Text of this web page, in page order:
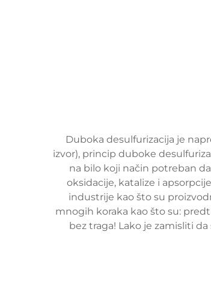
Duboka desulfurizacija je
izvor), princip duboke
na bilo koji način potreban
oksidacije, katalize i
industrije kao što su
mnogih koraka kao što su:
bez traga! Lako je zamisliti